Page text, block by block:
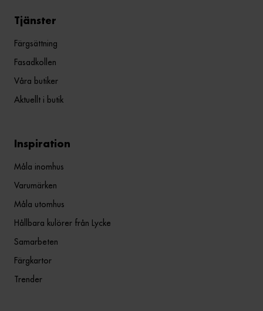
Tjänster
Färgsättning
Fasadkollen
Våra butiker
Aktuellt i butik
Inspiration
Måla inomhus
Varumärken
Måla utomhus
Hållbara kulörer från Lycke
Samarbeten
Färgkartor
Trender